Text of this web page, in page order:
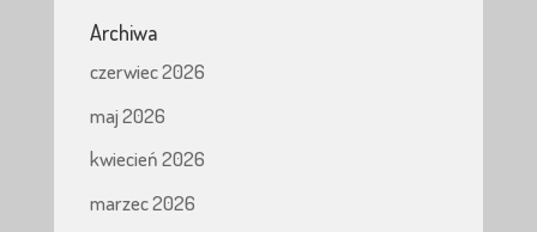
Archiwa
czerwiec 2026
maj 2026
kwiecień 2026
marzec 2026